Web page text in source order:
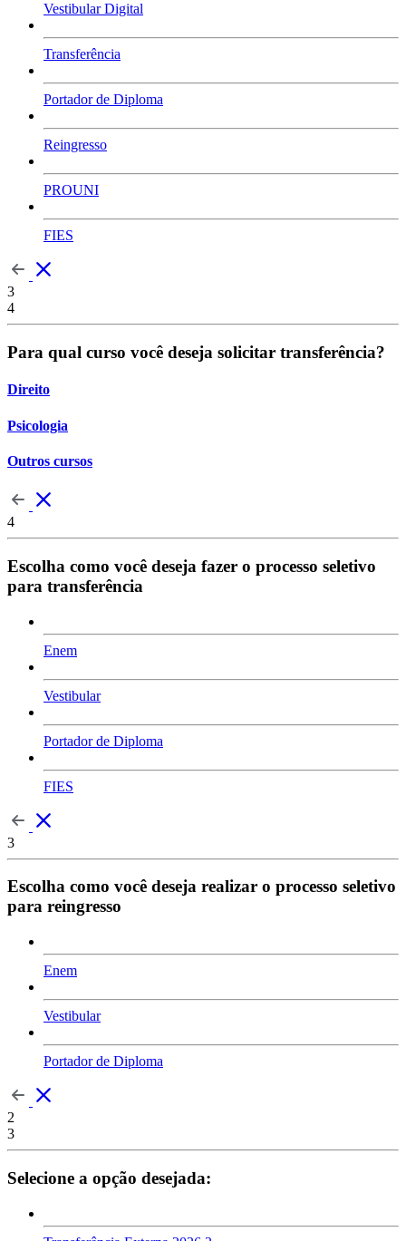
Vestibular Digital
Transferência
Portador de Diploma
Reingresso
PROUNI
FIES
3
4
Para qual curso você deseja solicitar transferência?
Direito
Psicologia
Outros cursos
4
Escolha como você deseja fazer o processo seletivo
para transferência
Enem
Vestibular
Portador de Diploma
FIES
3
Escolha como você deseja realizar o processo seletivo
para reingresso
Enem
Vestibular
Portador de Diploma
2
3
Selecione a opção desejada: